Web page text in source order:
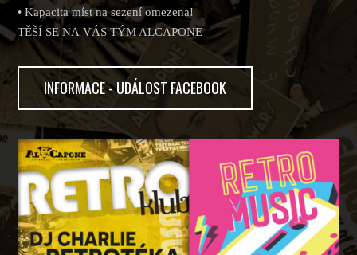
• Kapacita míst na sezení omezena!
TĚŠÍ SE NA VÁS TÝM ALCAPONE
INFORMACE - UDÁLOST FACEBOOK